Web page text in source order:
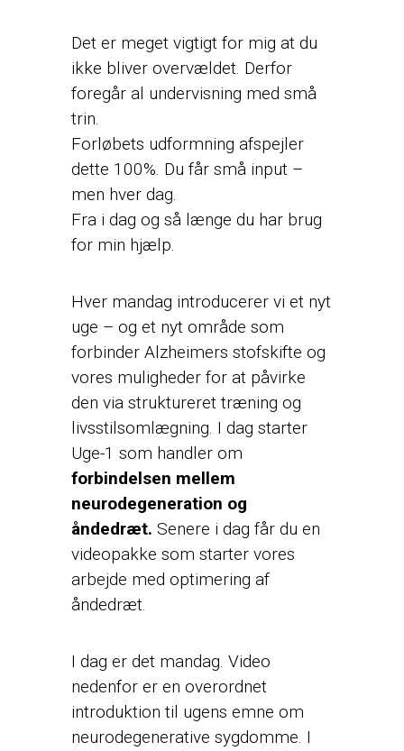
Det er meget vigtigt for mig at du
ikke bliver overvældet. Derfor
foregår al undervisning med små
trin.
Forløbets udformning afspejler
dette 100%. Du får små input –
men hver dag.
Fra i dag og så længe du har brug
for min hjælp.
Hver mandag introducerer vi et nyt
uge – og et nyt område som
forbinder Alzheimers stofskifte og
vores muligheder for at påvirke
den via struktureret træning og
livsstilsomlægning. I dag starter
Uge-1 som handler om
forbindelsen mellem
neurodegeneration og
åndedræt. Senere i dag får du en
videopakke som starter vores
arbejde med optimering af
åndedræt.
I dag er det mandag. Video
nedenfor er en overordnet
introduktion til ugens emne om
neurodegenerative sygdomme. I